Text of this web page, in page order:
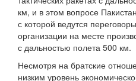
км, и в этом вопросе
с которой ведутся
организации на месте
с дальностью полета 500 км.
Несмотря на братские
низким уровень